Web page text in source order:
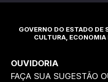
GOVERNO DO ESTADO DE
CULTURA,
OUVIDORIA
FAÇA SUA SUGESTÃO